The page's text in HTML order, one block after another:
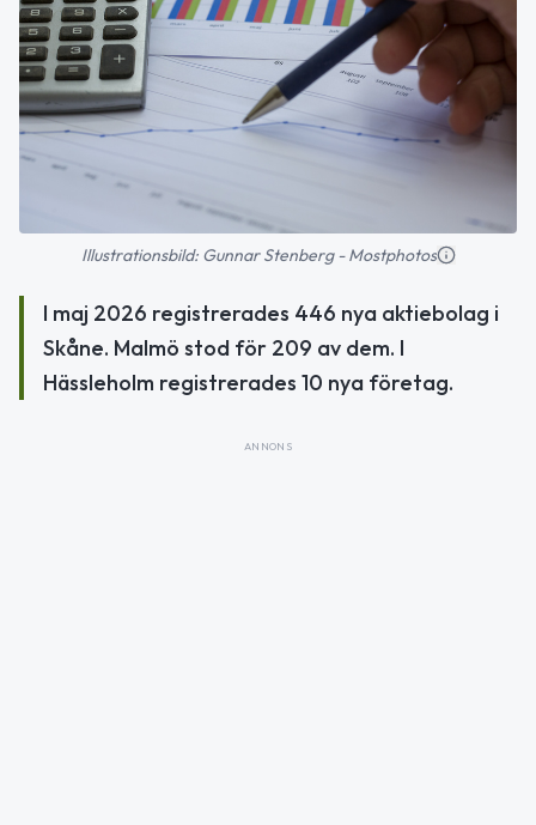
Illustrationsbild: Gunnar Stenberg - Mostphotos
I maj 2026 registrerades 446 nya aktiebolag i
Skåne. Malmö stod för 209 av dem. I
Hässleholm registrerades 10 nya företag.
ANNONS